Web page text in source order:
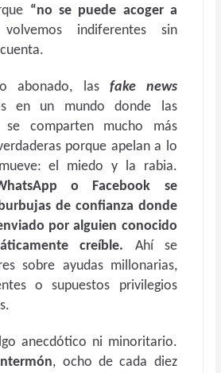
“no se puede acoger a
indiferentes sin
abonado, las
fake news
en un mundo donde las
se comparten mucho más
porque apelan a lo
el miedo y la rabia.
o Facebook se
de confianza donde
por alguien conocido
creíble. Ahí se
sobre ayudas millonarias,
o supuestos privilegios
anecdótico ni minoritario.
, ocho de cada diez